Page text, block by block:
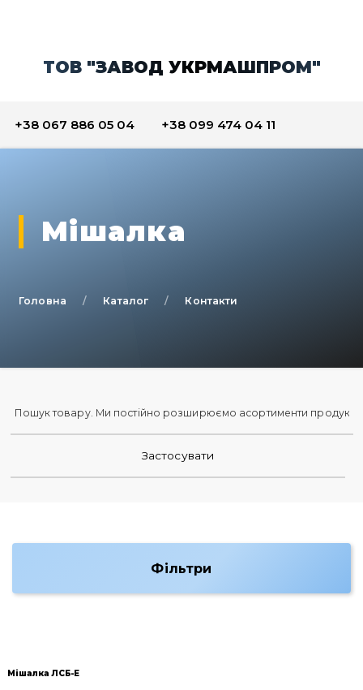
ТОВ "ЗАВОД УКРМАШПРОМ"
+38 067 886 05 04 +38 099 474 04 11
Мішалка
Головна Каталог Контакти
Фільтри
Мішалка ЛСБ-Е